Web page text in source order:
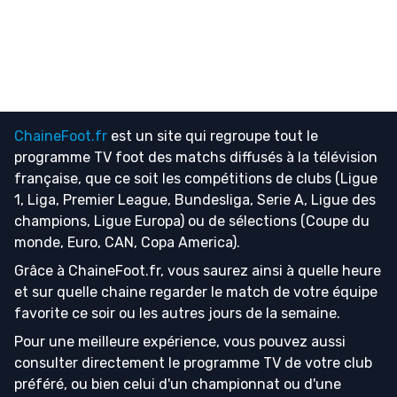
ChaineFoot.fr est un site qui regroupe tout le
programme TV foot des matchs diffusés à la télévision
française, que ce soit les compétitions de clubs (Ligue
1, Liga, Premier League, Bundesliga, Serie A, Ligue des
champions, Ligue Europa) ou de sélections (Coupe du
monde, Euro, CAN, Copa America).
Grâce à ChaineFoot.fr, vous saurez ainsi à quelle heure
et sur quelle chaine regarder le match de votre équipe
favorite ce soir ou les autres jours de la semaine.
Pour une meilleure expérience, vous pouvez aussi
consulter directement le programme TV de votre club
préféré, ou bien celui d'un championnat ou d'une